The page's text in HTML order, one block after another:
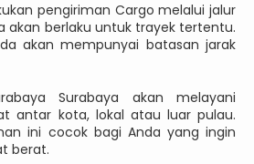
pengiriman Cargo melalui jalur
akan berlaku untuk trayek tertentu.
akan mempunyai batasan jarak
Surabaya akan melayani
antar kota, lokal atau luar pulau.
ini cocok bagi Anda yang ingin
berat.